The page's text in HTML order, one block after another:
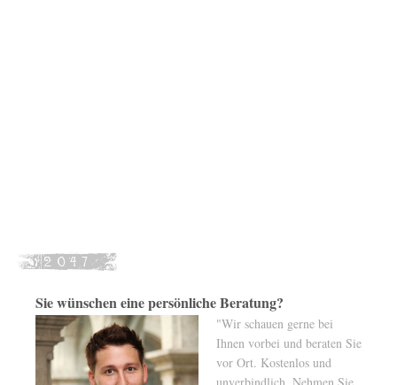
Sie wünschen eine persönliche Beratung?
"Wir schauen gerne bei
Ihnen vorbei und beraten Sie
vor Ort. Kostenlos und